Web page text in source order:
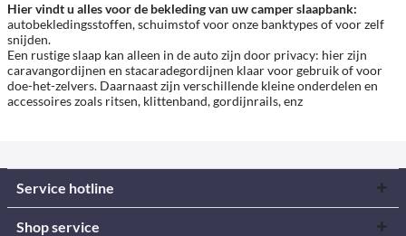
Hier vindt u alles voor de bekleding van uw camper slaapbank:
autobekledingsstoffen, schuimstof voor onze banktypes of voor zelf
snijden.
Een rustige slaap kan alleen in de auto zijn door privacy: hier zijn
caravangordijnen en stacaradegordijnen klaar voor gebruik of voor
doe-het-zelvers. Daarnaast zijn verschillende kleine onderdelen en
accessoires zoals ritsen, klittenband, gordijnrails, enz
Service hotline
Shop service